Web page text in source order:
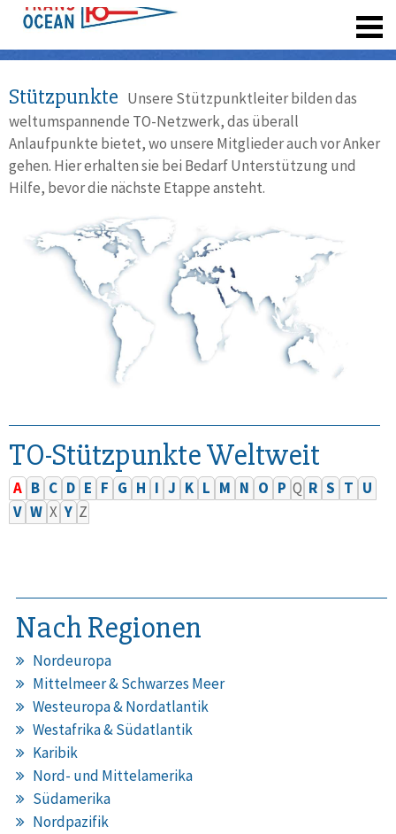
Stützpunkte Unsere Stützpunktleiter bilden das
weltumspannende TO-Netzwerk, das überall
Anlaufpunkte bietet, wo unsere Mitglieder auch vor Anker
gehen. Hier erhalten sie bei Bedarf Unterstützung und
Hilfe, bevor die nächste Etappe ansteht.
TO-Stützpunkte Weltweit
A B C D E F G H I J K L M N O P Q R S T U
V W X Y Z
Nach Regionen
Nordeuropa
Mittelmeer & Schwarzes Meer
Westeuropa & Nordatlantik
Westafrika & Südatlantik
Karibik
Nord- und Mittelamerika
Südamerika
Nordpazifik